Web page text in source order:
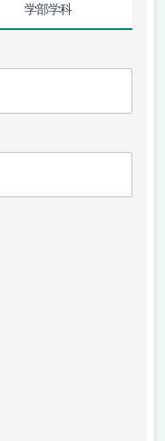
学部学科